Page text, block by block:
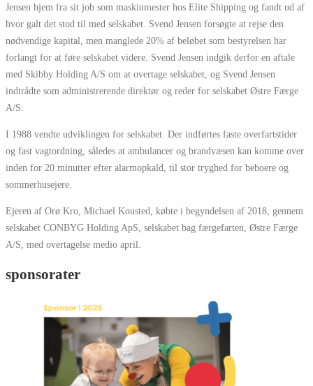
Jensen hjem fra sit job som maskinmester hos Elite Shipping og fandt ud af
hvor galt det stod til med selskabet. Svend Jensen forsøgte at rejse den
nødvendige kapital, men manglede 20% af beløbet som bestyrelsen har
forlangt for at føre selskabet videre. Svend Jensen indgik derfor en aftale
med Skibby Holding A/S om at overtage selskabet, og Svend Jensen
indtrådte som administrerende direktør og reder for selskabet Østre Færge
A/S.
I 1988 vendte udviklingen for selskabet. Der indførtes faste overfartstider
og fast vagtordning, således at ambulancer og brandvæsen kan komme over
inden for 20 minutter efter alarmopkald, til stor tryghed for beboere og
sommerhusejere.
Ejeren af Orø Kro, Michael Kousted, købte i begyndelsen af 2018, gennem
selskabet CONBYG Holding ApS, selskabet bag færgefarten, Østre Færge
A/S, med overtagelse medio april.
sponsorater